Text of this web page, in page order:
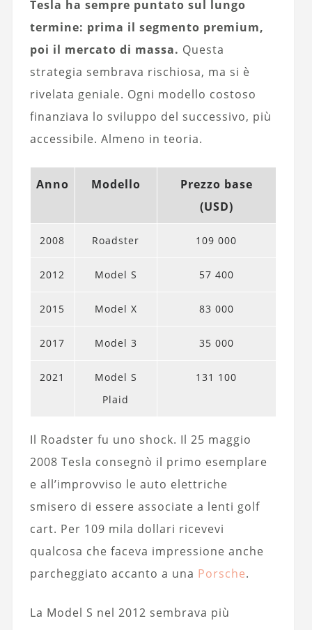
Tesla ha sempre puntato sul lungo
termine: prima il segmento premium,
poi il mercato di massa. Questa
strategia sembrava rischiosa, ma si è
rivelata geniale. Ogni modello costoso
finanziava lo sviluppo del successivo, più
accessibile. Almeno in teoria.
Anno Modello
Prezzo base
(USD)
2008 Roadster 109 000
2012 Model S 57 400
2015 Model X 83 000
2017 Model 3 35 000
2021
Model S
Plaid
131 100
Il Roadster fu uno shock. Il 25 maggio
2008 Tesla consegnò il primo esemplare
e all’improvviso le auto elettriche
smisero di essere associate a lenti golf
cart. Per 109 mila dollari ricevevi
qualcosa che faceva impressione anche
parcheggiato accanto a una Porsche.
La Model S nel 2012 sembrava più